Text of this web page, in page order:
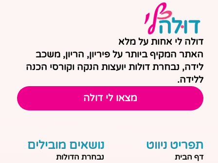
דולה לי אחות על מלא
האתר המקיף ביותר על פיריון, הריון, משכב
לידה, נבחרת דולות יועצות הנקה וקורסי הכנה
ללידה.
מצאו לי דולה
תפריט ניווט
דף הבית
נושאים מובילים
נבחרת הדולות